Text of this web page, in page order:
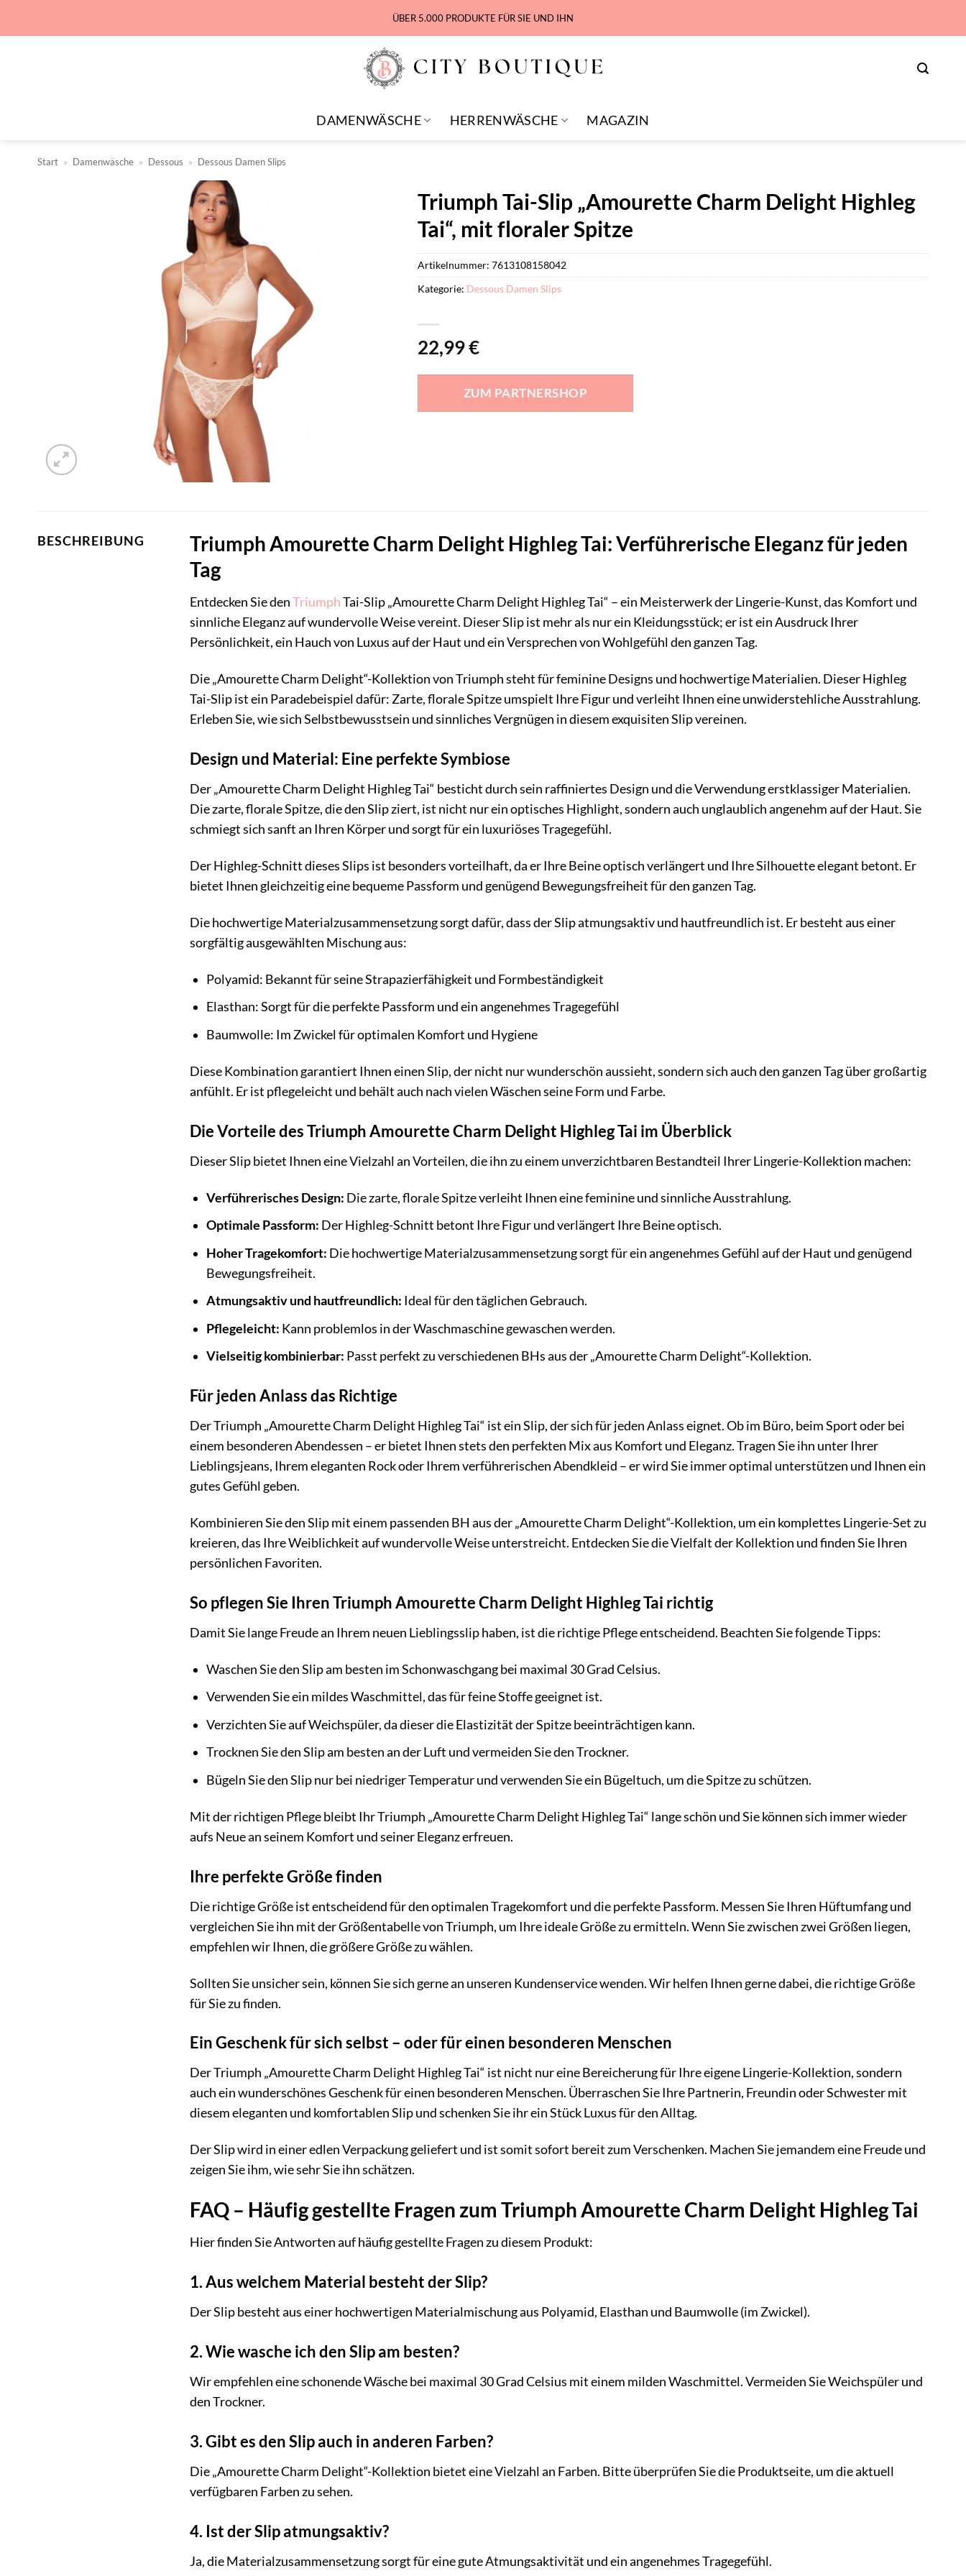
ÜBER 5.000 PRODUKTE FÜR SIE UND IHN
DAMENWÄSCHE HERRENWÄSCHE MAGAZIN
Start » Damenwäsche » Dessous » Dessous Damen Slips
Triumph Tai-Slip „Amourette Charm Delight Highleg
Tai“, mit floraler Spitze
22,99€
ZUM PARTNERSHOP
Artikelnummer:7613108158042
Kategorie: Dessous Damen Slips
BESCHREIBUNG
Triumph Amourette Charm Delight Highleg Tai: Verführerische Eleganz für jeden
Tag
Entdecken Sie denTriumphTai-Slip „Amourette Charm Delight Highleg Tai“ – ein Meisterwerk der Lingerie-Kunst, das Komfort und
sinnliche Eleganz auf wundervolle Weise vereint. Dieser Slip ist mehr als nur ein Kleidungsstück; er ist ein Ausdruck Ihrer
Persönlichkeit, ein Hauch von Luxus auf der Haut und ein Versprechen von Wohlgefühl den ganzen Tag.
Die „Amourette Charm Delight“-Kollektion von Triumph steht für feminine Designs und hochwertige Materialien. Dieser Highleg
Tai-Slip ist ein Paradebeispiel dafür: Zarte, florale Spitze umspielt Ihre Figur und verleiht Ihnen eine unwiderstehliche Ausstrahlung.
Erleben Sie, wie sich Selbstbewusstsein und sinnliches Vergnügen in diesem exquisiten Slip vereinen.
Design und Material: Eine perfekte Symbiose
Der „Amourette Charm Delight Highleg Tai“ besticht durch sein raffiniertes Design und die Verwendung erstklassiger Materialien.
Die zarte, florale Spitze, die den Slip ziert, ist nicht nur ein optisches Highlight, sondern auch unglaublich angenehm auf der Haut. Sie
schmiegt sich sanft an Ihren Körper und sorgt für ein luxuriöses Tragegefühl.
Der Highleg-Schnitt dieses Slips ist besonders vorteilhaft, da er Ihre Beine optisch verlängert und Ihre Silhouette elegant betont. Er
bietet Ihnen gleichzeitig eine bequeme Passform und genügend Bewegungsfreiheit für den ganzen Tag.
Die hochwertige Materialzusammensetzung sorgt dafür, dass der Slip atmungsaktiv und hautfreundlich ist. Er besteht aus einer
sorgfältig ausgewählten Mischung aus:
Polyamid: Bekannt für seine Strapazierfähigkeit und Formbeständigkeit
Elasthan: Sorgt für die perfekte Passform und ein angenehmes Tragegefühl
Baumwolle: Im Zwickel für optimalen Komfort und Hygiene
Diese Kombination garantiert Ihnen einen Slip, der nicht nur wunderschön aussieht, sondern sich auch den ganzen Tag über großartig
anfühlt. Er ist pflegeleicht und behält auch nach vielen Wäschen seine Form und Farbe.
Die Vorteile des Triumph Amourette Charm Delight Highleg Tai im Überblick
Dieser Slip bietet Ihnen eine Vielzahl an Vorteilen, die ihn zu einem unverzichtbaren Bestandteil Ihrer Lingerie-Kollektion machen:
Verführerisches Design: Die zarte, florale Spitze verleiht Ihnen eine feminine und sinnliche Ausstrahlung.
Optimale Passform: Der Highleg-Schnitt betont Ihre Figur und verlängert Ihre Beine optisch.
Hoher Tragekomfort: Die hochwertige Materialzusammensetzung sorgt für ein angenehmes Gefühl auf der Haut und genügend
Bewegungsfreiheit.
Atmungsaktiv und hautfreundlich: Ideal für den täglichen Gebrauch.
Pflegeleicht: Kann problemlos in der Waschmaschine gewaschen werden.
Vielseitig kombinierbar: Passt perfekt zu verschiedenen BHs aus der „Amourette Charm Delight“-Kollektion.
Für jeden Anlass das Richtige
Der Triumph „Amourette Charm Delight Highleg Tai“ ist ein Slip, der sich für jeden Anlass eignet. Ob im Büro, beim Sport oder bei
einem besonderen Abendessen – er bietet Ihnen stets den perfekten Mix aus Komfort und Eleganz. Tragen Sie ihn unter Ihrer
Lieblingsjeans, Ihrem eleganten Rock oder Ihrem verführerischen Abendkleid – er wird Sie immer optimal unterstützen und Ihnen ein
gutes Gefühl geben.
Kombinieren Sie den Slip mit einem passenden BH aus der „Amourette Charm Delight“-Kollektion, um ein komplettes Lingerie-Set zu
kreieren, das Ihre Weiblichkeit auf wundervolle Weise unterstreicht. Entdecken Sie die Vielfalt der Kollektion und finden Sie Ihren
persönlichen Favoriten.
So pflegen Sie Ihren Triumph Amourette Charm Delight Highleg Tai richtig
Damit Sie lange Freude an Ihrem neuen Lieblingsslip haben, ist die richtige Pflege entscheidend. Beachten Sie folgende Tipps:
Waschen Sie den Slip am besten im Schonwaschgang bei maximal 30 Grad Celsius.
Verwenden Sie ein mildes Waschmittel, das für feine Stoffe geeignet ist.
Verzichten Sie auf Weichspüler, da dieser die Elastizität der Spitze beeinträchtigen kann.
Trocknen Sie den Slip am besten an der Luft und vermeiden Sie den Trockner.
Bügeln Sie den Slip nur bei niedriger Temperatur und verwenden Sie ein Bügeltuch, um die Spitze zu schützen.
Mit der richtigen Pflege bleibt Ihr Triumph „Amourette Charm Delight Highleg Tai“ lange schön und Sie können sich immer wieder
aufs Neue an seinem Komfort und seiner Eleganz erfreuen.
Ihre perfekte Größe finden
Die richtige Größe ist entscheidend für den optimalen Tragekomfort und die perfekte Passform. Messen Sie Ihren Hüftumfang und
vergleichen Sie ihn mit der Größentabelle von Triumph, um Ihre ideale Größe zu ermitteln. Wenn Sie zwischen zwei Größen liegen,
empfehlen wir Ihnen, die größere Größe zu wählen.
Sollten Sie unsicher sein, können Sie sich gerne an unseren Kundenservice wenden. Wir helfen Ihnen gerne dabei, die richtige Größe
für Sie zu finden.
Ein Geschenk für sich selbst – oder für einen besonderen Menschen
Der Triumph „Amourette Charm Delight Highleg Tai“ ist nicht nur eine Bereicherung für Ihre eigene Lingerie-Kollektion, sondern
auch ein wunderschönes Geschenk für einen besonderen Menschen. Überraschen Sie Ihre Partnerin, Freundin oder Schwester mit
diesem eleganten und komfortablen Slip und schenken Sie ihr ein Stück Luxus für den Alltag.
Der Slip wird in einer edlen Verpackung geliefert und ist somit sofort bereit zum Verschenken. Machen Sie jemandem eine Freude und
zeigen Sie ihm, wie sehr Sie ihn schätzen.
FAQ – Häufig gestellte Fragen zum Triumph Amourette Charm Delight Highleg Tai
Hier finden Sie Antworten auf häufig gestellte Fragen zu diesem Produkt:
1. Aus welchem Material besteht der Slip?
Der Slip besteht aus einer hochwertigen Materialmischung aus Polyamid, Elasthan und Baumwolle (im Zwickel).
2. Wie wasche ich den Slip am besten?
Wir empfehlen eine schonende Wäsche bei maximal 30 Grad Celsius mit einem milden Waschmittel. Vermeiden Sie Weichspüler und
den Trockner.
3. Gibt es den Slip auch in anderen Farben?
Die „Amourette Charm Delight“-Kollektion bietet eine Vielzahl an Farben. Bitte überprüfen Sie die Produktseite, um die aktuell
verfügbaren Farben zu sehen.
4. Ist der Slip atmungsaktiv?
Ja, die Materialzusammensetzung sorgt für eine gute Atmungsaktivität und ein angenehmes Tragegefühl.